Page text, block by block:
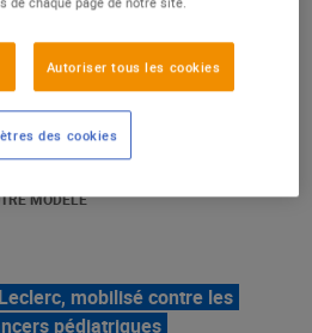
Grande Rencontre 2024, encore
succès
MODÈLE
MODÈLE
Autoriser tous les cookies
des cookies